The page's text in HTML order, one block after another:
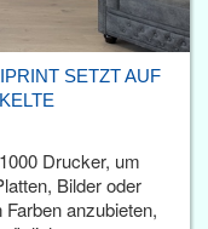
SETZT AUF
Drucker, um
Bilder oder
anzubieten,